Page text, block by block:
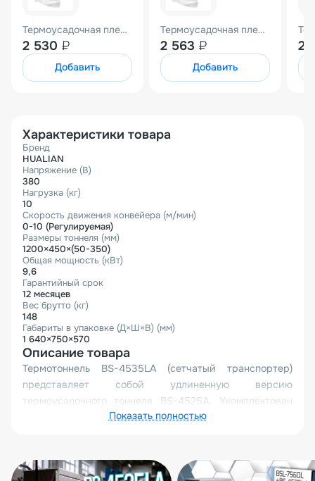
Термоусадочная пленка ПОФ Hualian (400мм 15мк 750м)
2 530 ₽
Добавить
Термоусадочная пленка ПОФ Hualian (400мм 19мк 600м)
2 563 ₽
Добавить
2
Характеристики товара
Бренд
HUALIAN
Напряжение (В)
380
Нагрузка (кг)
10
Скорость движения конвейера (м/мин)
0-10 (Регулируемая)
Размеры тоннеля (мм)
1200×450×(50-350)
Общая мощность (кВт)
9,6
Гарантийный срок
12 месяцев
Вес брутто (кг)
148
Габариты в упаковке (Д×Ш×В) (мм)
1 640×750×570
Описание товара
Термотоннель BS-4535LA (сетчатый транспортер)
представляет собой удлиненную версию
термоусадочного тоннеля BS-4525A. Укомплектован
двумя двигателями обдува.
различных видов продукции в термоусадочную
Показать полностью